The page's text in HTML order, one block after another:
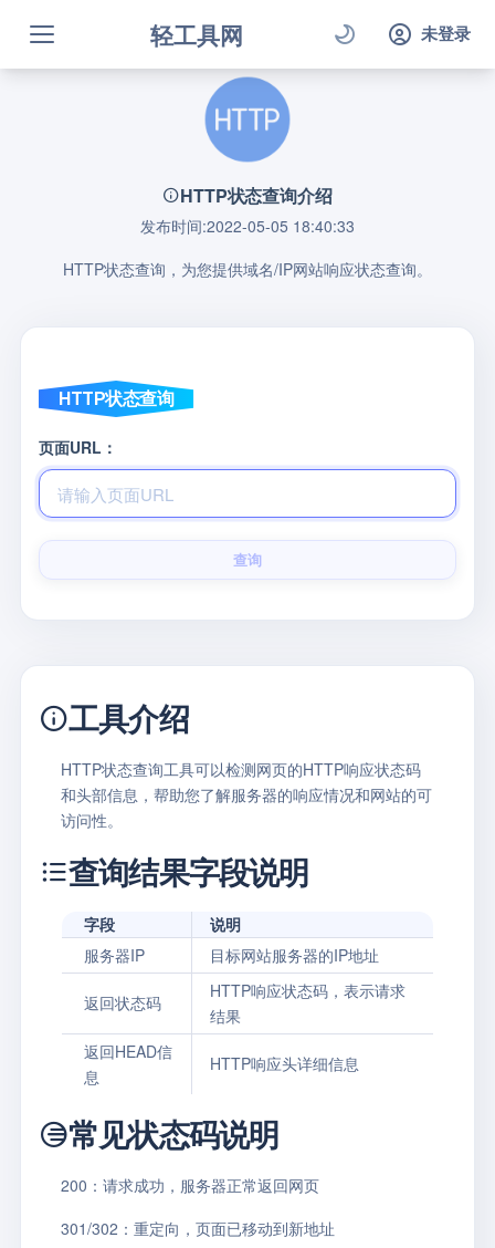
轻工具网 未登录
HTTP状态查询介绍
发布时间:2022-05-05 18:40:33
HTTP状态查询，为您提供域名/IP网站响应状态查询。
HTTP状态查询
页面URL：
查询
工具介绍
HTTP状态查询工具可以检测网页的HTTP响应状态码
和头部信息，帮助您了解服务器的响应情况和网站的可
访问性。
查询结果字段说明
字段
说明
服务器IP
目标网站服务器的IP地址
返回状态码
HTTP响应状态码，表示请求
结果
返回HEAD信
息
HTTP响应头详细信息
常见状态码说明
200： 请求成功，服务器正常返回网页
301/302： 重定向，页面已移动到新地址